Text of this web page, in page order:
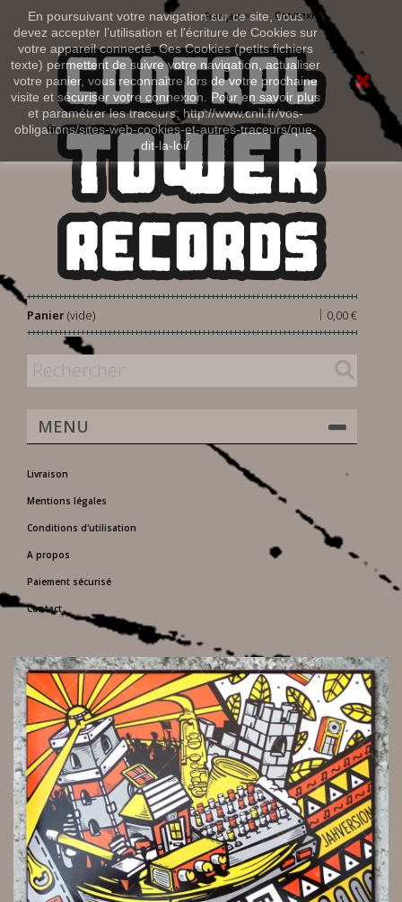
En poursuivant votre navigation sur ce site, vous
devez accepter l’utilisation et l'écriture de Cookies sur
votre appareil connecté. Ces Cookies (petits fichiers
texte) permettent de suivre votre navigation, actualiser
votre panier, vous reconnaitre lors de votre prochaine
visite et sécuriser votre connexion. Pour en savoir plus
et paramétrer les traceurs: http://www.cnil.fr/vos-
obligations/sites-web-cookies-et-autres-traceurs/que-
dit-la-loi/
Connexion
Français
Panier 0,00 €
|
(vide)
MENU
Livraison
Mentions légales
Conditions d'utilisation
A propos
Paiement sécurisé
Contact